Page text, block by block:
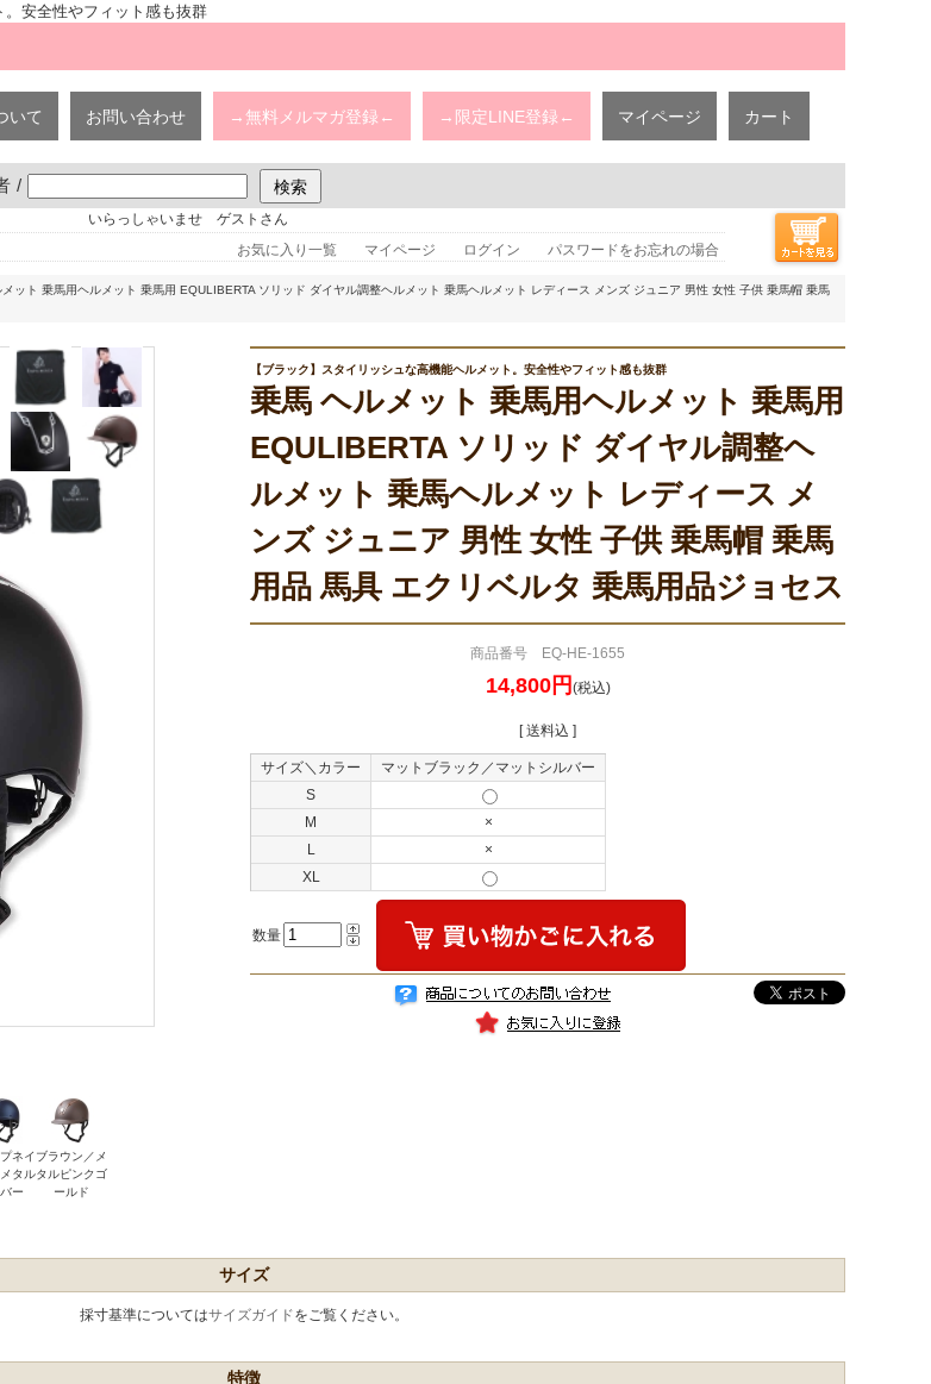
安全性やフィット感も抜群
いて お問い合わせ →無料メルマガ登録← →限定LINE登録← マイページ カート
/
いらっしゃいませ ゲストさん
お気に入り一覧
マイページ ログイン パスワードをお忘れの場合
ット 乗馬用ヘルメット 乗馬用 EQULIBERTA ソリッド ダイヤル調整ヘルメット 乗馬ヘルメット レディース メンズ ジュニア 男性 女性 子供 乗馬帽 乗馬
【ブラック】スタイリッシュな高機能ヘルメット。安全性やフィット感も抜群
乗馬 ヘルメット 乗馬用ヘルメット 乗馬用
EQULIBERTA ソリッド ダイヤル調整ヘ
ルメット 乗馬ヘルメット レディース メ
ンズ ジュニア 男性 女性 子供 乗馬帽 乗馬
用品 馬具 エクリベルタ 乗馬用品ジョセス
商品番号 EQ-HE-1655
14,800円 (税込)
[ 送料込 ]
サイズ＼カラー
マットブラック／マットシルバー
S
M
×
L
×
XL
数量
ネイ
タル
ー
ブラウン／メ
タルピンクゴ
ールド
サイズ
採寸基準についてはサイズガイドをご覧ください。
特徴